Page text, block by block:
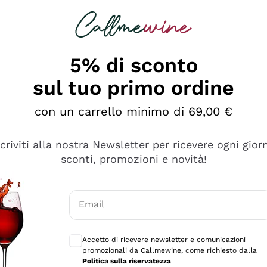
diversi e con un ampio range di prezzo. Le
5% di sconto
sul tuo primo ordine
con un carrello minimo di 69,00 €
alla nostra Newsletter per ricevere ogni
sconti, promozioni e novità!
Email
Accetto di ricevere newsletter e comunicazioni
promozionali da Callmewine, come richiesto dalla
Politica sulla riservatezza